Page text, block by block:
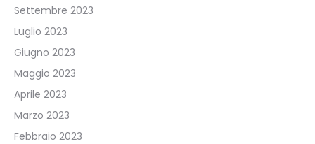
Settembre 2023
Luglio 2023
Giugno 2023
Maggio 2023
Aprile 2023
Marzo 2023
Febbraio 2023